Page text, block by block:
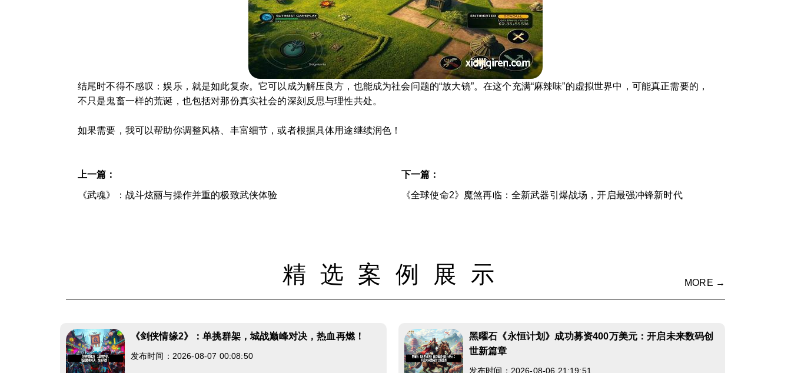
结尾时不得不感叹：娱乐，就是如此复杂。它可以成为解压良方，也能成为社会问题的“放大镜”。在这个充满“麻辣味”的虚拟世界中，可能真正需要的，
不只是鬼畜一样的荒诞，也包括对那份真实社会的深刻反思与理性共处。
如果需要，我可以帮助你调整风格、丰富细节，或者根据具体用途继续润色！
上一篇：
《武魂》：战斗炫丽与操作并重的极致武侠体验
下一篇：
《全球使命2》魔煞再临：全新武器引爆战场，开启最强冲锋新时代
精选案例展示 MORE →
《剑侠情缘2》：单挑群架，城战巅峰对决，热血再燃！
发布时间：2026-08-07 00:08:50
黑曜石《永恒计划》成功募资400万美元：开启未来数码创
世新篇章
发布时间：2026-08-06 21:19:51